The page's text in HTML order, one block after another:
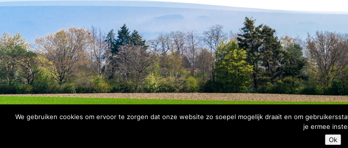
© 2026 Copyright Bomenbelang
We gebruiken cookies om ervoor te zorgen dat onze website zo soepel mogelijk draait en om
je ermee
Ok